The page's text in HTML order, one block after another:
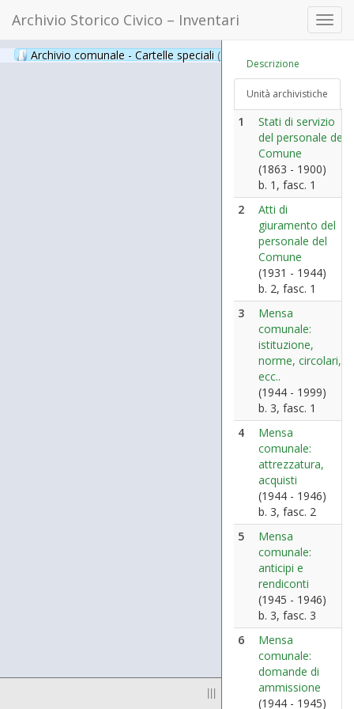
Archivio Storico Civico – Inventari
Archivio comunale - Cartelle speciali (397)
|||
Descrizione
Unità archivistiche
1
Stati di servizio
del personale del
Comune
(1863 - 1900)
b. 1, fasc. 1
2
Atti di
giuramento del
personale del
Comune
(1931 - 1944)
b. 2, fasc. 1
3
Mensa
comunale:
istituzione,
norme, circolari,
ecc..
(1944 - 1999)
b. 3, fasc. 1
4
Mensa
comunale:
attrezzatura,
acquisti
(1944 - 1946)
b. 3, fasc. 2
5
Mensa
comunale:
anticipi e
rendiconti
(1945 - 1946)
b. 3, fasc. 3
6
Mensa
comunale:
domande di
ammissione
(1944 - 1945)